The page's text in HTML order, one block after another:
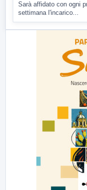
Sarà affidato con ogni
settimana l'incarico...